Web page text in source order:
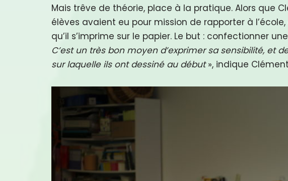
Mais trêve de théorie, place à la pratique. Alors que
élèves avaient eu pour mission de rapporter à
qu’il s’imprime sur le papier. Le but : confectionner
C’est un très bon moyen d’exprimer sa sensibilité, et
sur laquelle ils ont dessiné au début», indique